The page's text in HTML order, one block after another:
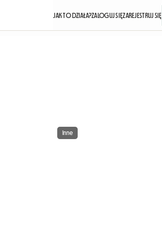
JAK TO DZIAŁA?ZALOGUJ SIĘZAREJESTRUJ SIĘ
Inne